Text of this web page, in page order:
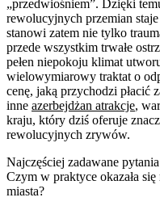
„przedwiośniem”. Dzięki
rewolucyjnych przemian
stanowi zatem nie tylko
przede wszystkim trwałe
pełen niepokoju klimat
wielowymiarowy traktat o
cenę, jaką przychodzi płacić
inne azerbejdżan atrakcje,
kraju, który dziś oferuje
rewolucyjnych zrywów.
Najczęściej zadawane pytania
Czym w praktyce okazała
miasta?